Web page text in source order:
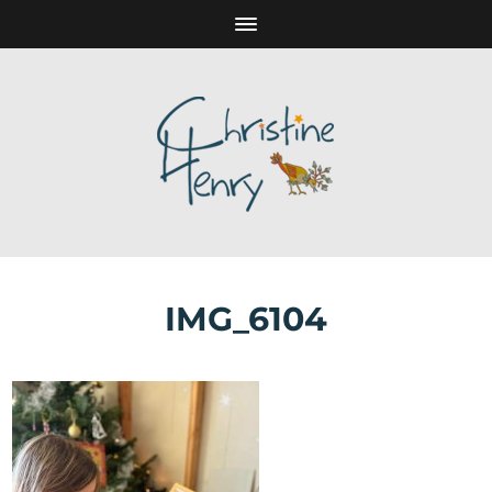
IMG_6104